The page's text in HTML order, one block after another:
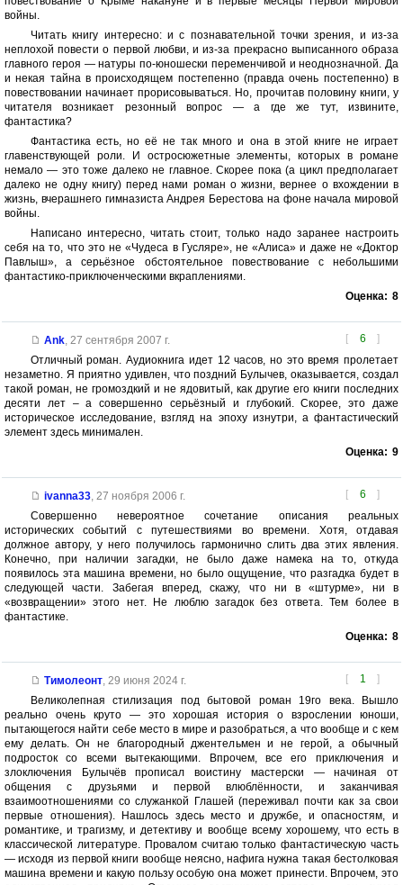
войны.
Читать книгу интересно: и с познавательной точки зрения, и из-за
неплохой повести о первой любви, и из-за прекрасно выписанного образа
главного героя — натуры по-юношески переменчивой и неоднозначной. Да
и некая тайна в происходящем постепенно (правда очень постепенно) в
повествовании начинает прорисовываться. Но, прочитав половину книги, у
читателя возникает резонный вопрос — а где же тут, извините,
фантастика?
Фантастика есть, но её не так много и она в этой книге не играет
главенствующей роли. И остросюжетные элементы, которых в романе
немало — это тоже далеко не главное. Скорее пока (а цикл предполагает
далеко не одну книгу) перед нами роман о жизни, вернее о вхождении в
жизнь, вчерашнего гимназиста Андрея Берестова на фоне начала мировой
войны.
Написано интересно, читать стоит, только надо заранее настроить
себя на то, что это не «Чудеса в Гусляре», не «Алиса» и даже не «Доктор
Павлыш», а серьёзное обстоятельное повествование с небольшими
фантастико-приключенческими вкраплениями.
Оценка: 8
[ 6 ]
Ank, 27 сентября 2007 г.
Отличный роман. Аудиокнига идет 12 часов, но это время пролетает
незаметно. Я приятно удивлен, что поздний Булычев, оказывается, создал
такой роман, не громоздкий и не ядовитый, как другие его книги последних
десяти лет – а совершенно серьёзный и глубокий. Скорее, это даже
историческое исследование, взгляд на эпоху изнутри, а фантастический
элемент здесь минимален.
Оценка: 9
[ 6 ]
ivanna33, 27 ноября 2006 г.
Совершенно невероятное сочетание описания реальных
исторических событий с путешествиями во времени. Хотя, отдавая
должное автору, у него получилось гармонично слить два этих явления.
Конечно, при наличии загадки, не было даже намека на то, откуда
появилось эта машина времени, но было ощущение, что разгадка будет в
следующей части. Забегая вперед, скажу, что ни в «штурме», ни в
«возвращении» этого нет. Не люблю загадок без ответа. Тем более в
фантастике.
Оценка: 8
[ 1 ]
Тимолеонт, 29 июня 2024 г.
Великолепная стилизация под бытовой роман 19го века. Вышло
реально очень круто — это хорошая история о взрослении юноши,
пытающегося найти себе место в мире и разобраться, а что вообще и с кем
ему делать. Он не благородный джентельмен и не герой, а обычный
подросток со всеми вытекающими. Впрочем, все его приключения и
злоключения Булычёв прописал воистину мастерски — начиная от
общения с друзьями и первой влюблённости, и заканчивая
взаимоотношениями со служанкой Глашей (переживал почти как за свои
первые отношения). Нашлось здесь место и дружбе, и опасностям, и
романтике, и трагизму, и детективу и вообще всему хорошему, что есть в
классической литературе. Провалом считаю только фантастическую часть
— исходя из первой книги вообще неясно, нафига нужна такая бестолковая
машина времени и какую пользу особую она может принести. Впрочем, это